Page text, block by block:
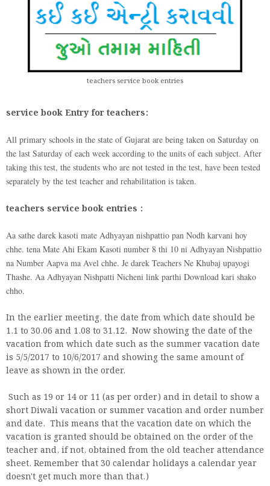
teachers service book entries
service book Entry for teachers:
All primary schools in the state of Gujarat are being taken on Saturday on
the last Saturday of each week according to the units of each subject. After
taking this test, the students who are not tested in the test, have been tested
separately by the test teacher and rehabilitation is taken.
teachers service book entries :
Aa sathe darek kasoti mate Adhyayan nishpattio pan Nodh karvani hoy
chhe. tena Mate Ahi Ekam Kasoti number 8 thi 10 ni Adhyayan Nishpattio
na Number Aapva ma Avel chhe. Je darek Teachers Ne Khubaj upayogi
Thashe. Aa Adhyayan Nishpatti Nicheni link parthi Download kari shako
chho.
In the earlier meeting, the date from which date should be
1.1 to 30.06 and 1.08 to 31.12. Now showing the date of the
vacation from which date such as the summer vacation date
is 5/5/2017 to 10/6/2017 and showing the same amount of
leave as shown in the order.
Such as 19 or 14 or 11 (as per order) and in detail to show a
short Diwali vacation or summer vacation and order number
and date. This means that the vacation date on which the
vacation is granted should be obtained on the order of the
teacher and, if not, obtained from the old teacher attendance
sheet. Remember that 30 calendar holidays a calendar year
doesn't get much more than that.)